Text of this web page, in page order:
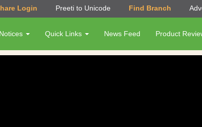
Login Preeti to Unicode Find Branch
Quick Links News Feed Product